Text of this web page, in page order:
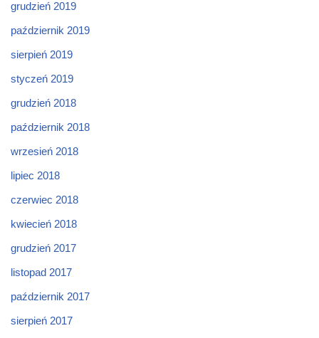
grudzień 2019
październik 2019
sierpień 2019
styczeń 2019
grudzień 2018
październik 2018
wrzesień 2018
lipiec 2018
czerwiec 2018
kwiecień 2018
grudzień 2017
listopad 2017
październik 2017
sierpień 2017